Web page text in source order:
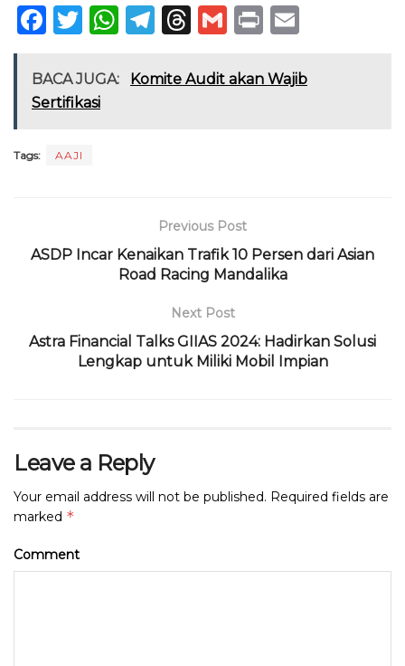
F
c
e
o
T
it
te
W
a
T
e
T
re
G
ai
P
n ai
BACA JUGA:
Komite Audit akan Wajib
Sertifikasi
Tags: AAJI
Previous Post
ASDP Incar Kenaikan Trafik 10 Persen dari Asian
Road Racing Mandalika
Next Post
Astra Financial Talks GIIAS 2024: Hadirkan Solusi
Lengkap untuk Miliki Mobil Impian
Leave a Reply
Your email address will not be published. Required fields are
marked *
Comment